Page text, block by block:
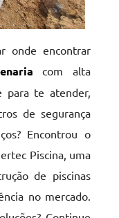
onde encontrar
com alta
para te atender,
de segurança
Encontrou o
Piscina, uma
de piscinas
no mercado.